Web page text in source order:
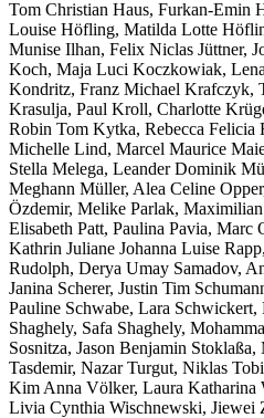
Tom Christian Haus, Furkan-Emin
Louise Höfling, Matilda Lotte
Munise Ilhan, Felix Niclas Jüttner,
Koch, Maja Luci Koczkowiak,
Kondritz, Franz Michael Krafczyk,
Krasulja, Paul Kroll, Charlotte
Robin Tom Kytka, Rebecca Felicia
Michelle Lind, Marcel Maurice
Stella Melega, Leander Dominik
Meghann Müller, Alea Celine
Özdemir, Melike Parlak,
Elisabeth Patt, Paulina Pavia, Marc
Kathrin Juliane Johanna Luise
Rudolph, Derya Umay Samadov,
Janina Scherer, Justin Tim
Pauline Schwabe, Lara
Shaghely, Safa Shaghely,
Sosnitza, Jason Benjamin
Tasdemir, Nazar Turgut, Niklas
Kim Anna Völker, Laura Katharina
Livia Cynthia Wischnewski, Jiewei